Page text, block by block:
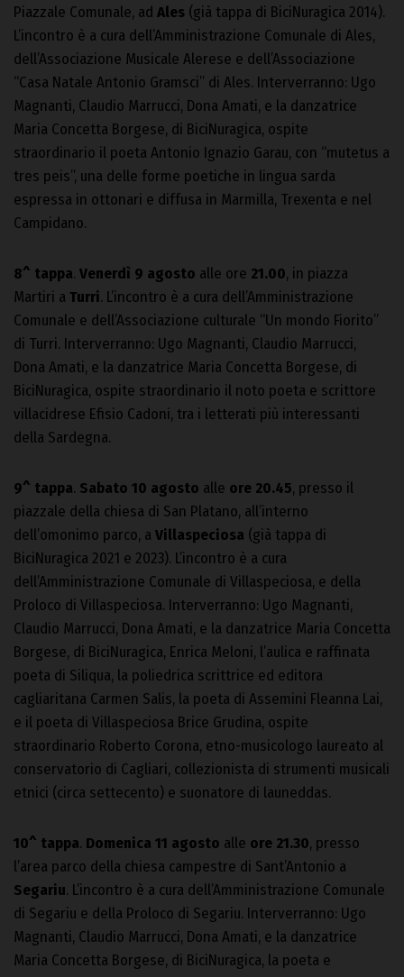
Piazzale Comunale, ad Ales (già tappa di BiciNuragica 2014).
L’incontro è a cura dell’Amministrazione Comunale di Ales,
dell’Associazione Musicale Alerese e dell’Associazione
“Casa Natale Antonio Gramsci” di Ales. Interverranno: Ugo
Magnanti, Claudio Marrucci, Dona Amati, e la danzatrice
Maria Concetta Borgese, di BiciNuragica, ospite
straordinario il poeta Antonio Ignazio Garau, con “mutetus a
tres peis”, una delle forme poetiche in lingua sarda
espressa in ottonari e diffusa in Marmilla, Trexenta e nel
Campidano.
8^ tappa. Venerdì 9 agosto alle ore 21.00, in piazza
Martiri a Turri. L’incontro è a cura dell’Amministrazione
Comunale e dell’Associazione culturale “Un mondo Fiorito”
di Turri. Interverranno: Ugo Magnanti, Claudio Marrucci,
Dona Amati, e la danzatrice Maria Concetta Borgese, di
BiciNuragica, ospite straordinario il noto poeta e scrittore
villacidrese Efisio Cadoni, tra i letterati più interessanti
della Sardegna.
9^ tappa. Sabato 10 agosto alle ore 20.45, presso il
piazzale della chiesa di San Platano, all’interno
dell’omonimo parco, a Villaspeciosa (già tappa di
BiciNuragica 2021 e 2023). L’incontro è a cura
dell’Amministrazione Comunale di Villaspeciosa, e della
Proloco di Villaspeciosa. Interverranno: Ugo Magnanti,
Claudio Marrucci, Dona Amati, e la danzatrice Maria Concetta
Borgese, di BiciNuragica, Enrica Meloni, l’aulica e raffinata
poeta di Siliqua, la poliedrica scrittrice ed editora
cagliaritana Carmen Salis, la poeta di Assemini Fleanna Lai,
e il poeta di Villaspeciosa Brice Grudina, ospite
straordinario Roberto Corona, etno-musicologo laureato al
conservatorio di Cagliari, collezionista di strumenti musicali
etnici (circa settecento) e suonatore di launeddas.
10^ tappa. Domenica 11 agosto alle ore 21.30, presso
l’area parco della chiesa campestre di Sant’Antonio a
Segariu. L’incontro è a cura dell’Amministrazione Comunale
di Segariu e della Proloco di Segariu. Interverranno: Ugo
Magnanti, Claudio Marrucci, Dona Amati, e la danzatrice
Maria Concetta Borgese, di BiciNuragica, la poeta e